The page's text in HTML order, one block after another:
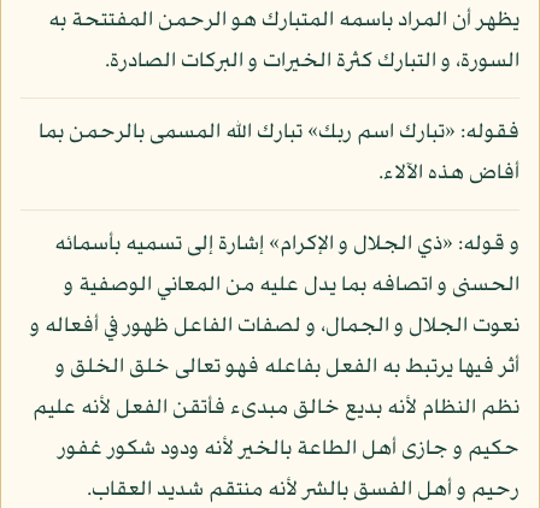
يظهر أن المراد باسمه المتبارك هو الرحمن المفتتحة به
السورة، و التبارك كثرة الخيرات و البركات الصادرة.
فقوله: «تبارك اسم ربك» تبارك الله المسمى بالرحمن بما
أفاض هذه الآلاء.
و قوله: «ذي الجلال و الإكرام» إشارة إلى تسميه بأسمائه
الحسنى و اتصافه بما يدل عليه من المعاني الوصفية و
نعوت الجلال و الجمال، و لصفات الفاعل ظهور في أفعاله و
أثر فيها يرتبط به الفعل بفاعله فهو تعالى خلق الخلق و
نظم النظام لأنه بديع خالق مبدىء فأتقن الفعل لأنه عليم
حكيم و جازى أهل الطاعة بالخير لأنه ودود شكور غفور
رحيم و أهل الفسق بالشر لأنه منتقم شديد العقاب.